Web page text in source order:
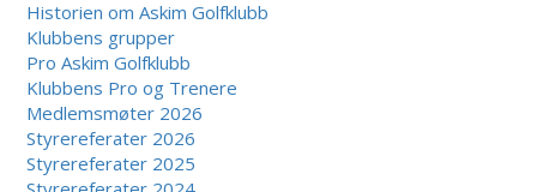
Historien om Askim Golfklubb
Klubbens grupper
Pro Askim Golfklubb
Klubbens Pro og Trenere
Medlemsmøter 2026
Styrereferater 2026
Styrereferater 2025